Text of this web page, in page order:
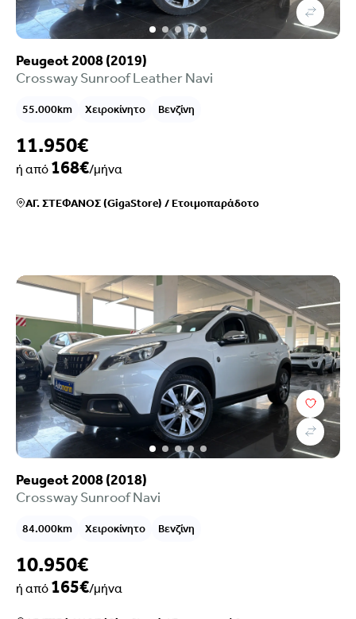
Peugeot 2008 (2019)
Crossway Sunroof Leather Navi
55.000km Χειροκίνητο Βενζίνη
11.950€
ή από 168€/μήνα
ΑΓ. ΣΤΕΦΑΝΟΣ (GigaStore) /Ετοιμοπαράδοτο
Peugeot 2008 (2018)
Crossway Sunroof Navi
84.000km Χειροκίνητο Βενζίνη
10.950€
ή από 165€/μήνα